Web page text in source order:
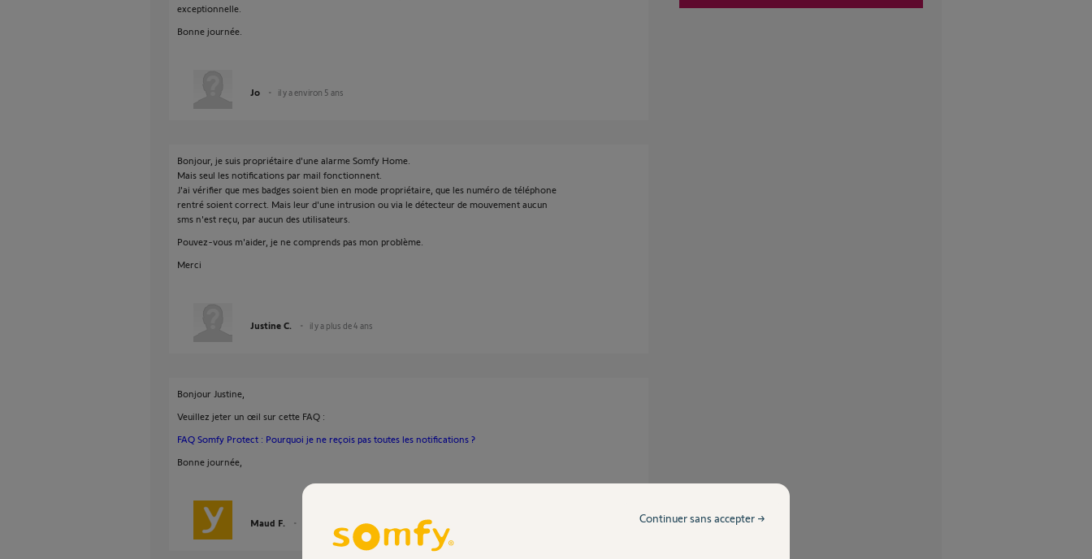
exceptionnelle.
Bonne journée.
Jo il y a environ 5 ans
Bonjour, je suis propriétaire d'une alarme Somfy Home.
Mais seul les notifications par mail fonctionnent.
J'ai vérifier que mes badges soient bien en mode propriétaire, que les numéro de téléphone
rentré soient correct. Mais leur d'une intrusion ou via le détecteur de mouvement aucun
sms n'est reçu, par aucun des utilisateurs.
Pouvez-vous m'aider, je ne comprends pas mon problème.
Merci
Justine C. il y a plus de 4 ans
Bonjour Justine,
Veuillez jeter un œil sur cette FAQ :
FAQ Somfy Protect : Pourquoi je ne reçois pas toutes les notifications ?
Bonne journée,
Maud F. il y a plus de 4 ans Continuer sans accepter →